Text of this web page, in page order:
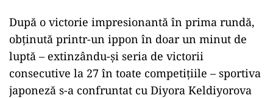
După o victorie impresionantă în prima rundă,
obținută printr-un ippon în doar un minut de
luptă – extinzându-și seria de victorii
consecutive la 27 în toate competițiile – sportiva
japoneză s-a confruntat cu Diyora Keldiyorova